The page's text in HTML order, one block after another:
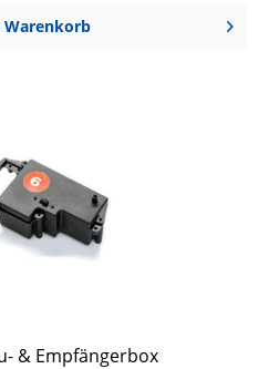
Warenkorb
& Empfängerbox